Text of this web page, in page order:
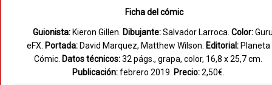
Ficha del cómic
Guionista: Kieron Gillen. Dibujante:Salvador Larroca. Color:
eFX. Portada:David Marquez, Matthew Wilson. Editorial: Planeta
Cómic. Datos técnicos:32 págs., grapa, color, 16,8 x 25,7 cm.
Publicación:febrero 2019. Precio:2,50€.